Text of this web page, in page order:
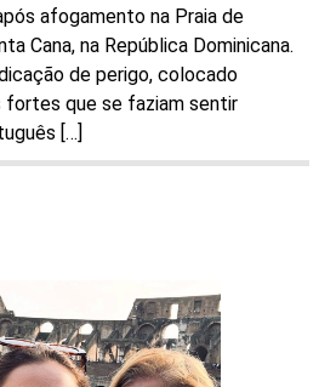
afogamento na Praia de
Cana, na República Dominicana.
de perigo, colocado
fortes que se faziam sentir
[…]